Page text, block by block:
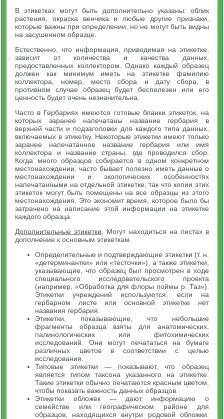
В этикетках могут быть дополнительно указаны: облик
растения, окраска венчика и любые другие признаки,
которые важны при определении, но не могут быть видны
на засушенном образце.
Естественно, что информация, приводимая на этикетке,
зависит от количества и качества данных,
предоставленных коллектором. Однако каждый образец
должен как минимум иметь на этикетке фамилию
коллектора, номер, место сбора и дату сбора, в
противном случае образец будет бесполезен или его
ценность будет очень незначительна.
Часто в Гербариях имеются готовые бланки этикеток, на
которых заранее напечатаны название гербария в
верхней части и подзаголовки для каждого типа данных,
включаемых в этикетку. Некоторые этикетки имеют только
заранее напечатанное название гербария или имя
коллектора и название страны, где проводился сбор.
Когда много образцов собирается в одном конкретном
местонахождении, часто бывает полезно иметь данные о
местонахождении и экологических особенностях
напечатанными на отдельной этикетке, так что копии этих
этикеток могут быть помещены на все образцы из этого
местонахождения. Это экономит время, которое было бы
затрачено на написание этой информации на этикетке
каждого образца.
Дополнительные этикетки . Могут находиться на листах в
дополнение к основным этикеткам.
Определительные и подтверждающие этикетки (т. н.
«детерминантки» или «тесточки»), а также этикетки,
указывающие, что образец был просмотрен в ходе
специального исследовательского проекта
(например, «Обработка для флоры поймы р. Таз»).
Этикетки учреждений используются, если на
гербарном листе или основной этикетке нет
названия гербария.
Этикетки, показывающие, что небольшие
фрагменты образца взяты для анатомических,
палинологических или фитохимических
исследований. Они могут печататься на бумаге
различных цветов в соответствии с целью
исследования.
Типовые этикетки — показывают, что образец
является типом таксона указанного на этикетке.
Такие этикетки обычно печатаются красным цветом,
чтобы показать важность данных образцов.
Этикетки обложек — дают информацию о
семействе или географическом районе для
образцов, находящихся внутри родовой обложки.